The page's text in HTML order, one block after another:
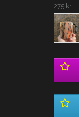
275 kr–